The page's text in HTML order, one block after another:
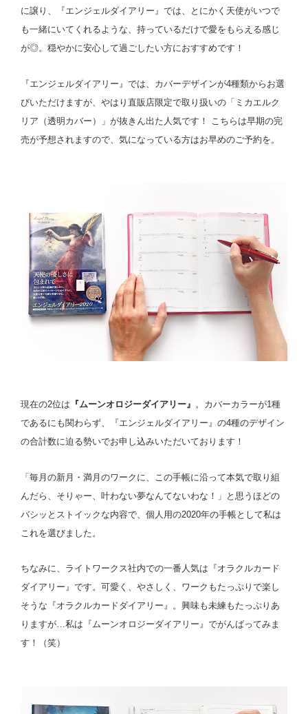
に譲り、『エンジェルダイアリー』では、とにかく天使がいつで
も一緒にいてくれるような、持っているだけで愛をもらえる感じ
が◎。穏やかに安心して過ごしたい方におすすめです！
『エンジェルダイアリー』では、カバーデザインが4種類からお選
びいただけますが、やはり直販店限定で取り扱いの「ミカエルク
リア（透明カバー）」が抜きん出た人気です！ こちらは早期の完
売が予想されますので、気になっている方はお早めのご予約を。
現在の2位は 『ムーンオロジーダイアリー』 。カバーカラーが1種
であるにも関わらず、『エンジェルダイアリー』の4種のデザイン
の合計数に迫る勢いでお申し込みいただいております！
「毎月の新月・満月のワークに、この手帳に沿って本気で取り組
んだら、そりゃー、叶わない夢なんてないわな！」と思うほどの
バシッとストイックな内容で、個人用の2020年の手帳として私は
これを選びました。
ちなみに、ライトワークス社内での一番人気は『オラクルカード
ダイアリー』です。可愛く、やさしく、ワークもたっぷりで楽し
そうな『オラクルカードダイアリー』。興味も未練もたっぷりあ
りますが…私は『ムーンオロジーダイアリー』でがんばってみま
す！（笑）